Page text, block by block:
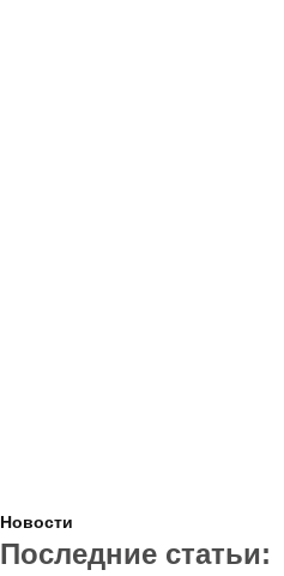
Новости
Последние статьи: